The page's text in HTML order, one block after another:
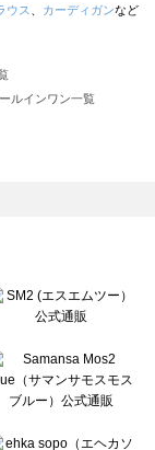
ウス カーディガンなど
ルインワン一覧
ンワン一覧
覧